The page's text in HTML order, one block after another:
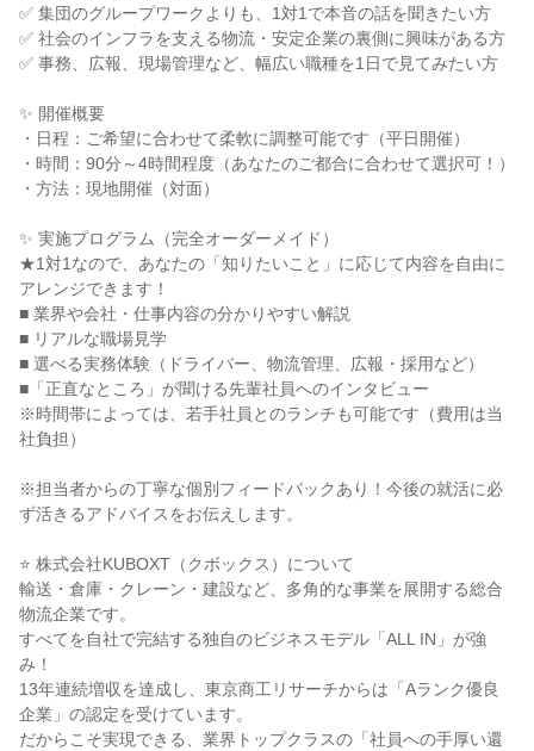
✅ 集団のグループワークよりも、1対1で本音の話を聞きたい方
✅ 社会のインフラを支える物流・安定企業の裏側に興味がある方
✅ 事務、広報、現場管理など、幅広い職種を1日で見てみたい方
✨ 開催概要
・日程：ご希望に合わせて柔軟に調整可能です（平日開催）
・時間：90分～4時間程度（あなたのご都合に合わせて選択可！）
・方法：現地開催（対面）
✨ 実施プログラム（完全オーダーメイド）
★1対1なので、あなたの「知りたいこと」に応じて内容を自由に
アレンジできます！
■ 業界や会社・仕事内容の分かりやすい解説
■ リアルな職場見学
■ 選べる実務体験（ドライバー、物流管理、広報・採用など）
■「正直なところ」が聞ける先輩社員へのインタビュー
※時間帯によっては、若手社員とのランチも可能です（費用は当
社負担）
※担当者からの丁寧な個別フィードバックあり！今後の就活に必
ず活きるアドバイスをお伝えします。
⭐ 株式会社KUBOXT（クボックス）について
輸送・倉庫・クレーン・建設など、多角的な事業を展開する総合
物流企業です。
すべてを自社で完結する独自のビジネスモデル「ALL IN」が強
み！
13年連続増収を達成し、東京商工リサーチからは「Aランク優良
企業」の認定を受けています。
だからこそ実現できる、業界トップクラスの「社員への手厚い還